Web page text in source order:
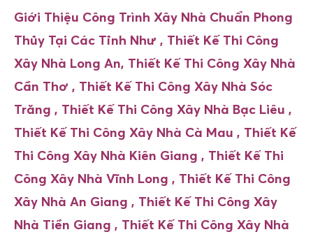
Giới Thiệu Công Trình Xây Nhà Chuẩn Phong
Thủy Tại Các Tỉnh Như , Thiết Kế Thi Công
Xây Nhà Long An, Thiết Kế Thi Công Xây Nhà
Cần Thơ , Thiết Kế Thi Công Xây Nhà Sóc
Trăng , Thiết Kế Thi Công Xây Nhà Bạc Liêu ,
Thiết Kế Thi Công Xây Nhà Cà Mau , Thiết Kế
Thi Công Xây Nhà Kiên Giang , Thiết Kế Thi
Công Xây Nhà Vĩnh Long , Thiết Kế Thi Công
Xây Nhà An Giang , Thiết Kế Thi Công Xây
Nhà Tiền Giang , Thiết Kế Thi Công Xây Nhà